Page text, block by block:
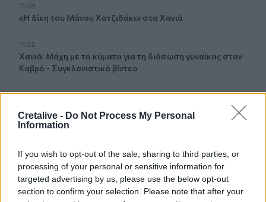
Cretalive - Do Not Process My Personal
Information
If you wish to opt-out of the sale, sharing to third parties, or
processing of your personal or sensitive information for
targeted advertising by us, please use the below opt-out
section to confirm your selection. Please note that after your
11:28
«Η δίκη του Μάνου Χατζιδάκι» στα Χανιά
11:22
Χανιά: Μάχη με τα κύματα για τη διάσωση γυναίκας στον
Καβρό - Συγκλονιστικό βίντεο
11:19
εκδήλωση για την 3η του Σεπτέμβρη!
Φωτιά στον Κουβαρά Αττικής: Κάηκε εργοστάσιο -
Μήνυμα του 112 για εκκένωση του Αγίου Στυλιανού
(vid+photos)